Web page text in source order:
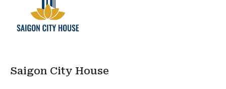
Saigon City House